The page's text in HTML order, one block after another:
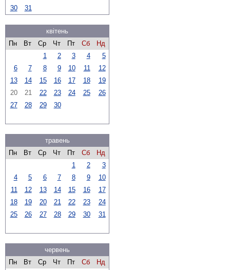
30
31
квітень
Пн
Вт Ср Чт Пт Сб
Нд
1
2 3 4
5
6
7 8 9 10 11
12
13
14 15 16 17 18
19
20
21 22 23 24 25
26
27
28 29 30
травень
Пн
Вт Ср Чт Пт Сб
Нд
1
2
3
4
5 6 7 8 9
10
11
12 13 14 15 16
17
18
19 20 21 22 23
24
25
26 27 28 29 30 31
червень
Пн
Вт Ср Чт Пт Сб
Нд